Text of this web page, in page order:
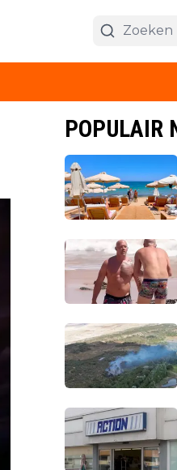
POPULAIR